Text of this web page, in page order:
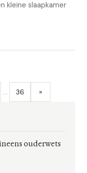
kleine slaapkamer
… 36 »
ouderwets